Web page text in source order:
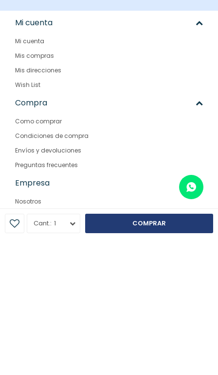
1 COMPRAR
Mi cuenta
Mi cuenta
Mis compras
Mis direcciones
Wish List
Compra
Como comprar
Condiciones de compra
Envíos y devoluciones
Preguntas frecuentes
Empresa
Nosotros